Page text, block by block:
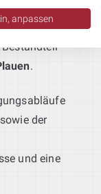
zur
.
der
und eine
anpassen